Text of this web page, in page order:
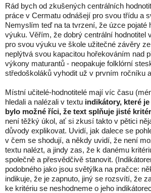
Rád bych od zkušených centrálních
práce v Cermatu odnášejí pro svou třídu a
Nemyslím teď na ta tvrzení, že úzce pojaté
výuku. Věřím, že dobrý centrální hodnotitel
pro svou výuku ve škole užitečné závěry
neplýtvá svou kapacitou hořekováním nad
výkony maturantů - neopakuje folklórní
středoškoláků vyhodit už v prvním ročníku
Místní učitelé-hodnotitelé mají víc času
hledali a nalézali v textu indikátory, které
bylo možné říci, že text splňuje jisté
není těžký úkol, ať si zkusí takto v pětici
důvody explikovat. Uvidí, jak dalece se
v čem se shodují, a někdy uvidí, že není
textu nalézt, a jindy zas, že k danému
společně a přesvědčivě stanovit.
podobného jako jsou světýlka na pračce:
indikuje, že je zapnuto, jiný se rozsvítí, že
ke kritériu se neshodneme o jeho